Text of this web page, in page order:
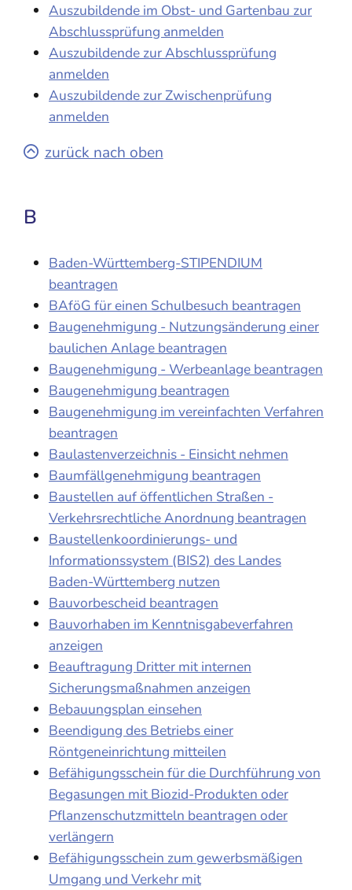
Auszubildende im Obst- und Gartenbau zur
Abschlussprüfung anmelden
Auszubildende zur Abschlussprüfung
anmelden
Auszubildende zur Zwischenprüfung
anmelden
zurück nach oben
B
Baden-Württemberg-STIPENDIUM
beantragen
BAföG für einen Schulbesuch beantragen
Baugenehmigung - Nutzungsänderung einer
baulichen Anlage beantragen
Baugenehmigung - Werbeanlage beantragen
Baugenehmigung beantragen
Baugenehmigung im vereinfachten Verfahren
beantragen
Baulastenverzeichnis - Einsicht nehmen
Baumfällgenehmigung beantragen
Baustellen auf öffentlichen Straßen -
Verkehrsrechtliche Anordnung beantragen
Baustellenkoordinierungs- und
Informationssystem (BIS2) des Landes
Baden-Württemberg nutzen
Bauvorbescheid beantragen
Bauvorhaben im Kenntnisgabeverfahren
anzeigen
Beauftragung Dritter mit internen
Sicherungsmaßnahmen anzeigen
Bebauungsplan einsehen
Beendigung des Betriebs einer
Röntgeneinrichtung mitteilen
Befähigungsschein für die Durchführung von
Begasungen mit Biozid-Produkten oder
Pflanzenschutzmitteln beantragen oder
verlängern
Befähigungsschein zum gewerbsmäßigen
Umgang und Verkehr mit